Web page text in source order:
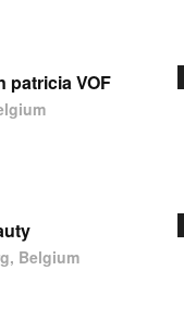
patricia VOF
Belgium